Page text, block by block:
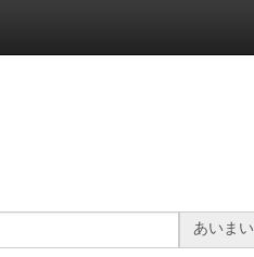
あいまい